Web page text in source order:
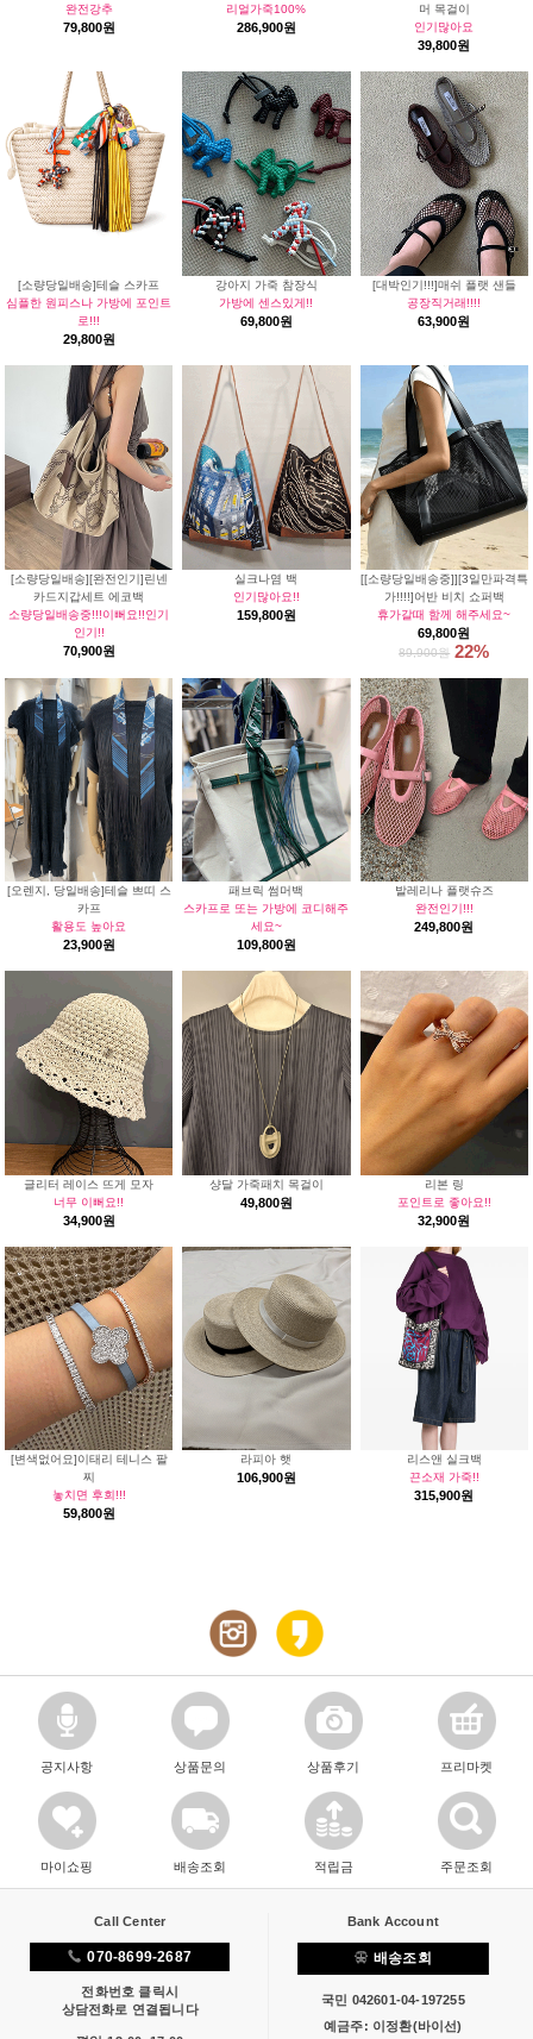
완전강추
79,800원
리얼가죽100%
286,900원
머 목걸이
인기많아요
39,800원
[소량당일배송]테슬 스카프
심플한 원피스나 가방에 포인트
로!!!
29,800원
강아지 가죽 참장식
가방에 센스있게!!
69,800원
[대박인기!!!]매쉬 플랫 샌들
공장직거래!!!!
63,900원
[소량당일배송][완전인기]린넨
카드지갑세트 에코백
소량당일배송중!!!이뻐요!!인기
인기!!
70,900원
실크나염 백
인기많아요!!
159,800원
[[소량당일배송중]][3일만파격특
가!!!!]어반 비치 쇼퍼백
휴가갈때 함께 해주세요~
69,800원
89,900원 22%
[오렌지, 당일배송]테슬 쁘띠 스
카프
활용도 높아요
23,900원
패브릭 썸머백
스카프로 또는 가방에 코디해주
세요~
109,800원
발레리나 플랫슈즈
완전인기!!!
249,800원
글리터 레이스 뜨게 모자
너무 이뻐요!!
34,900원
샹달 가죽패치 목걸이
49,800원
리본 링
포인트로 좋아요!!
32,900원
[변색없어요]이태리 테니스 팔
찌
놓치면 후회!!!
59,800원
라피아 햇
106,900원
리스앤 실크백
끈소재 가죽!!
315,900원
공지사항 상품문의 상품후기 프리마켓
마이쇼핑 배송조회 적립금 주문조회
Call Center
070-8699-2687
전화번호 클릭시
상담전화로 연결됩니다
Bank Account
배송조회
국민 042601-04-197255
예금주: 이정환(바이선)